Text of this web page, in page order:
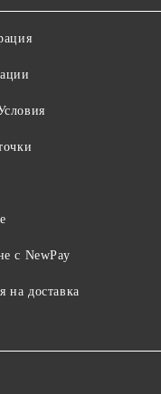
с NewPay
на доставка